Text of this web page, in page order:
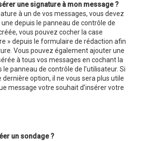
une signature à mon message ?
à un de vos messages, vous devez
depuis le panneau de contrôle de
vous pouvez cocher la case
» depuis le formulaire de rédaction afin
Vous pouvez également ajouter une
à tous vos messages en cochant la
panneau de contrôle de l’utilisateur. Si
option, il ne vous sera plus utile
message votre souhait d’insérer votre
un sondage ?